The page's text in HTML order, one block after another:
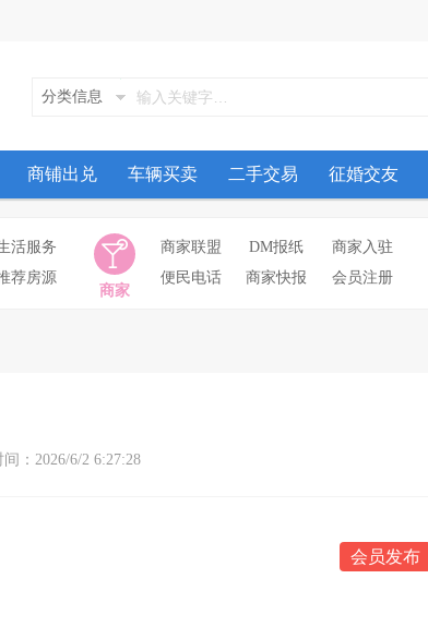
分类信息
商铺出兑 车辆买卖 二手交易 征婚交友
活服务
荐房源
商家联盟 DM报纸
商家入驻
便民电话
商家快报 会员注册
商家
2026/6/2 6:27:28
会员发布